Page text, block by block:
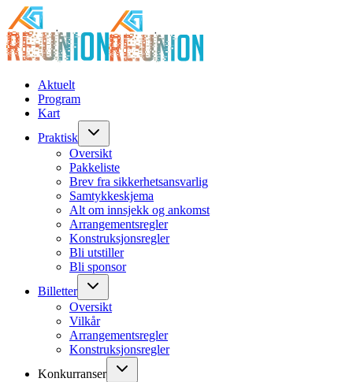
Aktuelt
Program
Kart
Praktisk
Oversikt
Pakkeliste
Brev fra sikkerhetsansvarlig
Samtykkeskjema
Alt om innsjekk og ankomst
Arrangementsregler
Konstruksjonsregler
Bli utstiller
Bli sponsor
Billetter
Oversikt
Vilkår
Arrangementsregler
Konstruksjonsregler
Konkurranser